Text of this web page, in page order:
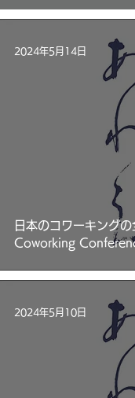
日本のコワーキングの
Coworking
2024年5月14日
2024年5月10日